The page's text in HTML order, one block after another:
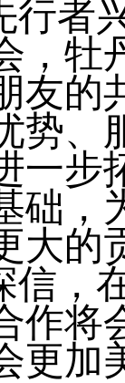
行者
，牡
友的
势、
一步
础，
大的
信，
作将
更加